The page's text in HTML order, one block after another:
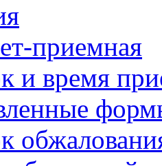
приемная
и время